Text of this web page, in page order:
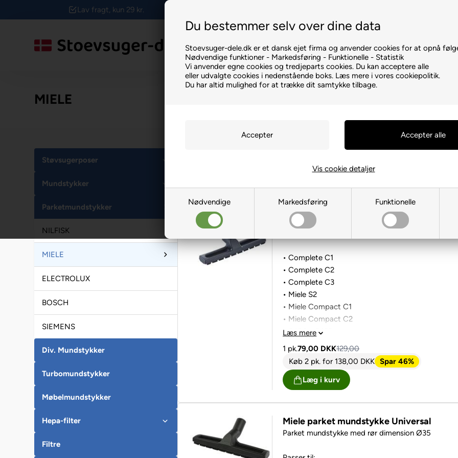
Du bestemmer selv over dine data
Stoevsuger-dele.dk er et dansk ejet firma og anvender cookies for at opnå
Nødvendige funktioner - Markedsføring - Funktionelle - Statistik
Vi anvender egne cookies og tredjeparts cookies. Du kan acceptere alle
eller udvalgte cookies i nedenstående boks. Læs mere i vores cookiepolitik.
Du har altid mulighed for at trække dit samtykke tilbage.
Nødvendige Markedsføring Funktionelle
Vis cookie detaljer
Lav fragt, kun 29 kr.
MIELE
Støvsugerposer
Mundstykker
Parketmundstykker
NILFISK
MIELE
ELECTROLUX
BOSCH
SIEMENS
Div. Mundstykker
Turbomundstykker
Møbelmundstykker
Hepa-filter
Filtre
Spar 39% Miele C1, C2, C3 parketmundstykke 30
• Complete C1
• Complete C2
• Complete C3
• Miele S2
• Miele Compact C1
• Miele Compact C2
• S400 - S499
• S600 - S699
• S800 - S899
• S2000 - S2999
• S4000 - S4999
• S5000 - S5999
• S6000 - S6999
• S8000 - S8999
Læs mere
1 pk.79,00 DKK129,00
Køb 2 pk. for 138,00 DKK Spar 46%
Læg i kurv
Miele parket mundstykke Universal
Parket mundstykke med rør dimension Ø35